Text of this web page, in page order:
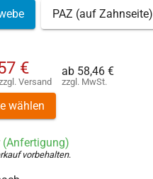
PAZ (auf Zahnseite)
€
Versand
ab 58,46 €
zzgl. MwSt.
wählen
(Anfertigung)
vorbehalten.